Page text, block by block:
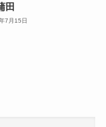
田
7月15日